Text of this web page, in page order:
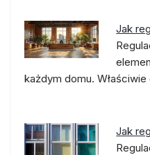
Jak
każdym domu.
Jak